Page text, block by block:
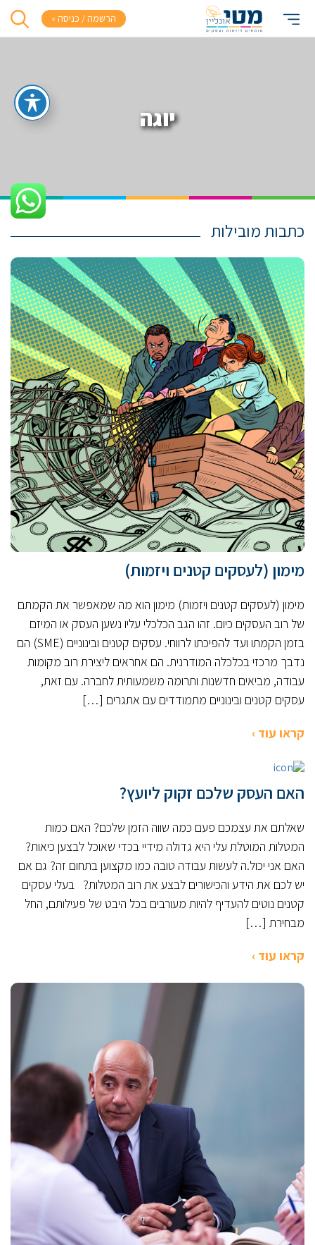
הרשמה / כניסה »
יוגה
כתבות מובילות
מימון (לעסקים קטנים ויזמות)
מימון (לעסקים קטנים ויזמות) מימון הוא מה שמאפשר את הקמתם
של רוב העסקים כיום. זהו הגב הכלכלי עליו נשען העסק או המיזם
בזמן הקמתו ועד להפיכתו לרווחי. עסקים קטנים ובינוניים (SME) הם
נדבך מרכזי בכלכלה המודרנית. הם אחראים ליצירת רוב מקומות
עבודה, מביאים חדשנות ותרומה משמעותית לחברה. עם זאת,
עסקים קטנים ובינוניים מתמודדים עם אתגרים […]
קראו עוד ›
האם העסק שלכם זקוק ליועץ?
שאלתם את עצמכם פעם כמה שווה הזמן שלכם? האם כמות
המטלות המוטלת עלי היא גדולה מידיי בכדי שאוכל לבצען כיאות?
האם אני יכול.ה לעשות עבודה טובה כמו מקצוען בתחום זה? גם אם
יש לכם את הידע והכישורים לבצע את רוב המטלות? בעלי עסקים
קטנים נוטים להעדיף להיות מעורבים בכל היבט של פעילותם, החל
מבחירת […]
קראו עוד ›